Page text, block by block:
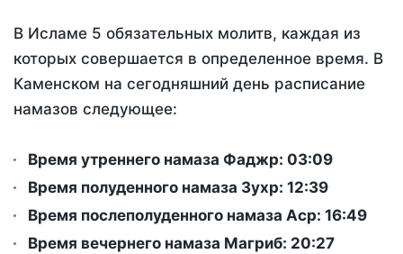
В Исламе 5 обязательных молитв, каждая из
которых совершается в определенное время. В
Каменском на сегодняшний день расписание
намазов следующее:
Время утреннего намаза Фаджр: 03:09
Время полуденного намаза Зухр: 12:39
Время послеполуденного намаза Аср: 16:49
Время вечернего намаза Магриб: 20:27